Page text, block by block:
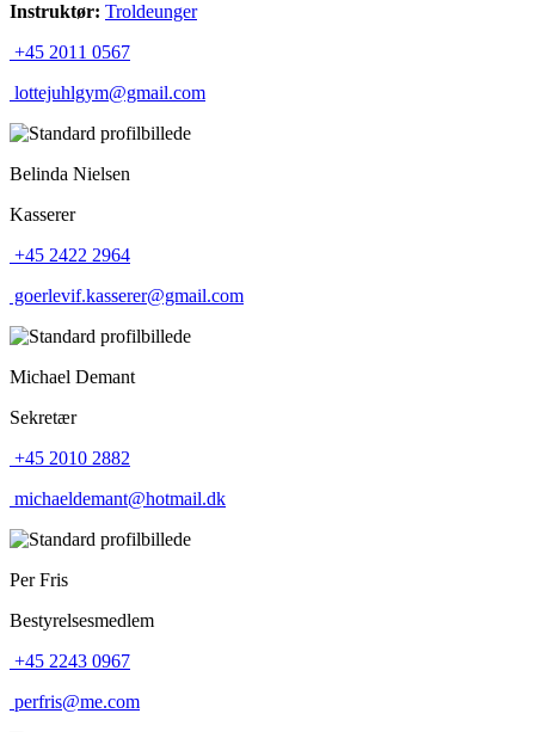
Instruktør: Troldeunger
+45 2011 0567
lottejuhlgym@gmail.com
Belinda Nielsen
Kasserer
+45 2422 2964
goerlevif.kasserer@gmail.com
Michael Demant
Sekretær
+45 2010 2882
michaeldemant@hotmail.dk
Per Fris
Bestyrelsesmedlem
+45 2243 0967
perfris@me.com